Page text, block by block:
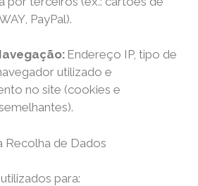
PayPal).
Endereço IP, tipo de
utilizado e
no site (cookies e
Recolha de Dados
para: